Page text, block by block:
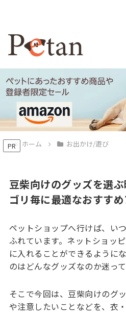
PR ホーム お出かけ/遊び
豆柴向けのグッズを選
ゴリ毎に最適なおすす
ペットショップへ行けば、い
ふれています。ネットショッ
に入れることができるように
のはどんなグッズなのか迷っ
そこで今回は、豆柴向けのグ
や注意したいことなどを、衣